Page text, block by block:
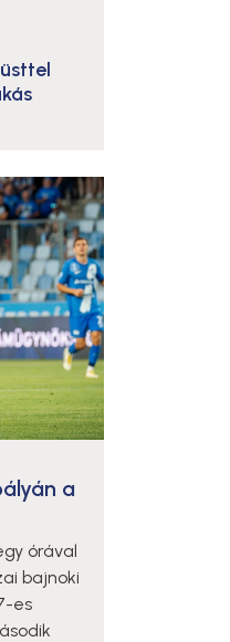
a
órával
bajnoki
es